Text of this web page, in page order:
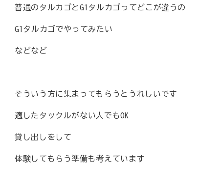
普通のタルカゴとG1タルカゴってどこが違うの
G1タルカゴでやってみたい
などなど
そういう方に集まってもらうとうれしいです
適したタックルがない人でもOK
貸し出しをして
体験してもらう準備も考えています